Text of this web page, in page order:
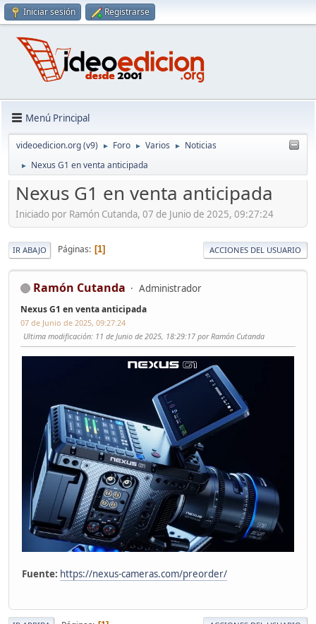
Iniciar sesión Registrarse
Menú Principal
videoedicion.org (v9) ► Foro ► Varios ► Noticias
► Nexus G1 en venta anticipada
Nexus G1 en venta anticipada
Iniciado por Ramón Cutanda, 07 de Junio de 2025, 09:27:24
IR ABAJO Páginas 1 ACCIONES DEL USUARIO
Ramón Cutanda Administrador
Nexus G1 en venta anticipada
07 de Junio de 2025, 09:27:24
Ultima modificación: 11 de Junio de 2025, 18:29:17 por Ramón Cutanda
Fuente: https://nexus-cameras.com/preorder/